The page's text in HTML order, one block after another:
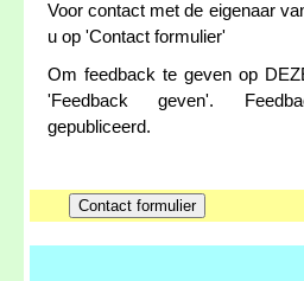
Voor contact met de eigenaar
u op 'Contact formulier'
Om feedback te geven op
'Feedback geven'.
gepubliceerd.